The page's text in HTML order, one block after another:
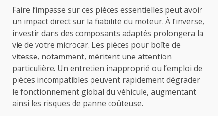
Faire l’impasse sur ces pièces essentielles peut avoir
un impact direct sur la fiabilité du moteur. À l’inverse,
investir dans des composants adaptés prolongera la
vie de votre microcar. Les pièces pour boîte de
vitesse, notamment, méritent une attention
particulière. Un entretien inapproprié ou l’emploi de
pièces incompatibles peuvent rapidement dégrader
le fonctionnement global du véhicule, augmentant
ainsi les risques de panne coûteuse.